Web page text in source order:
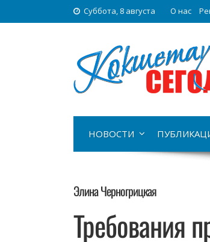
Суббота, 8 августа О нас
НОВОСТИ
Элина Черногрицкая
Требования